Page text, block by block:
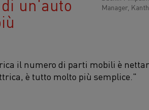
Manager,
il numero di parti mobili è
è tutto molto più semplice."